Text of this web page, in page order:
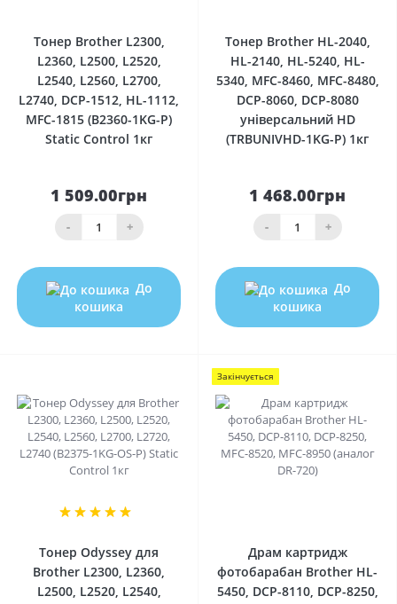
Тонер Brother L2300,
L2360, L2500, L2520,
L2540, L2560, L2700,
L2740, DCP-1512, HL-1112,
MFC-1815 (B2360-1KG-P)
Static Control 1кг
1 509.00грн
- +
До
кошика
Тонер Brother HL-2040,
HL-2140, HL-5240, HL-
5340, MFC-8460, MFC-8480,
DCP-8060, DCP-8080
універсальний HD
(TRBUNIVHD-1KG-P) 1кг
1 468.00грн
- +
До
кошика
Тонер Odyssey для
Brother L2300, L2360,
L2500, L2520, L2540,
Закінчується
Драм картридж
фотобарабан Brother HL-
5450, DCP-8110, DCP-8250,